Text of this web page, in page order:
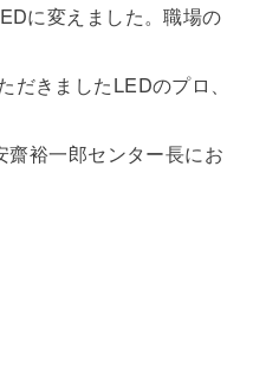
に変えました。職場の
きましたLEDのプロ、
裕一郎センター長にお